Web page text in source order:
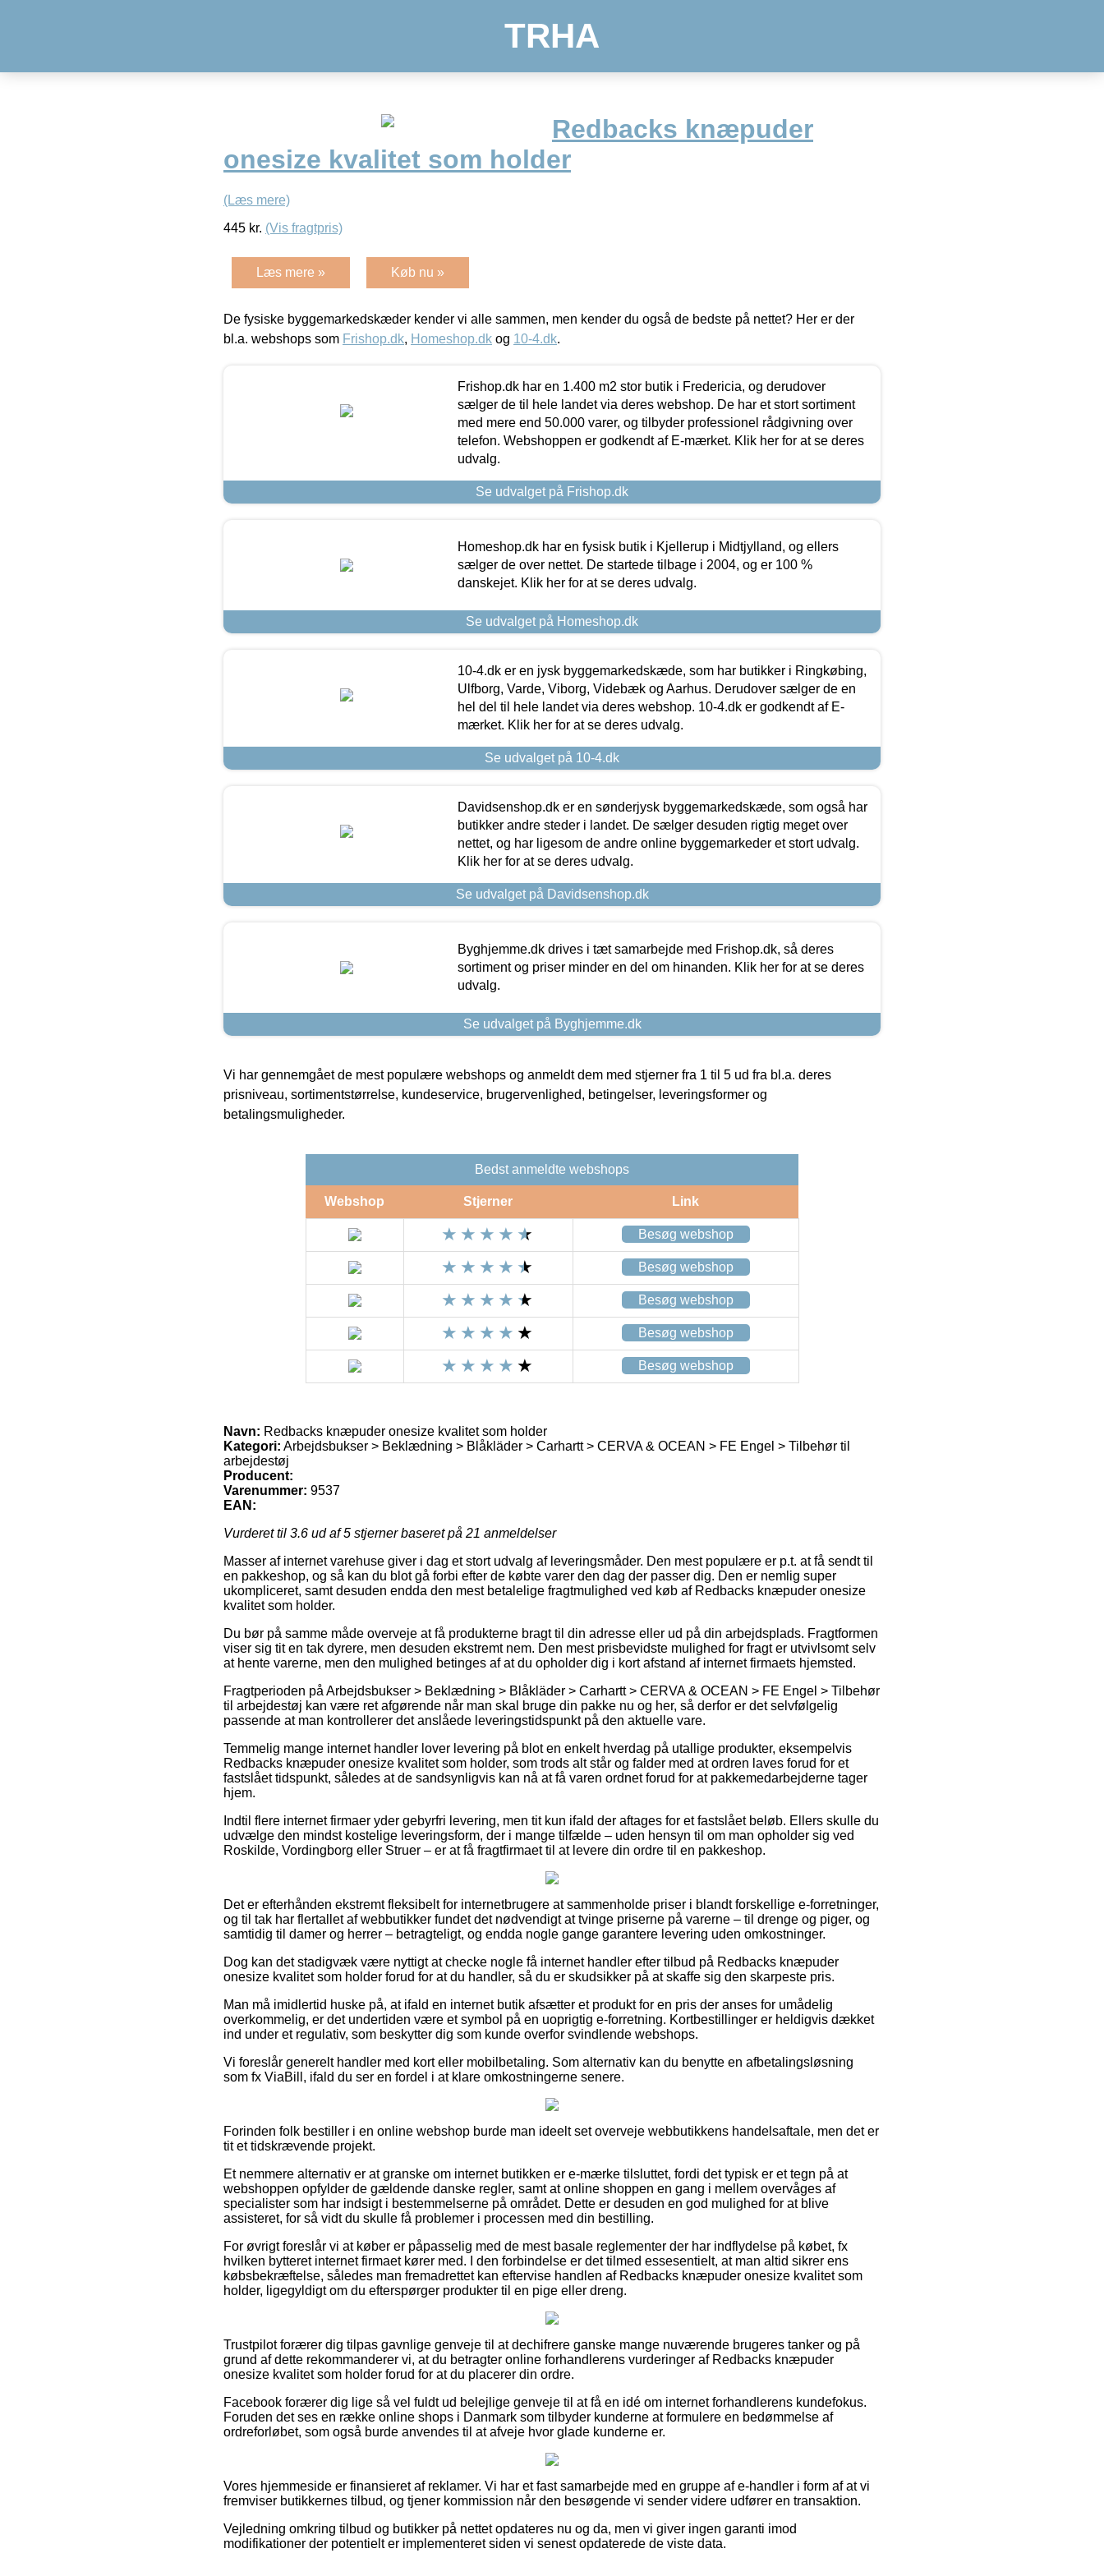
TRHA
Redbacks knæpuder
onesize kvalitet som holder
(Læs mere)
445 kr. (Vis fragtpris)
Læs mere » Køb nu »
De fysiske byggemarkedskæder kender vi alle sammen, men kender du også de bedste på nettet? Her er der
bl.a. webshops som Frishop.dk, Homeshop.dk og 10-4.dk.
Frishop.dk har en 1.400 m2 stor butik i Fredericia, og derudover
sælger de til hele landet via deres webshop. De har et stort sortiment
med mere end 50.000 varer, og tilbyder professionel rådgivning over
telefon. Webshoppen er godkendt af E-mærket. Klik her for at se deres
udvalg.
Se udvalget på Frishop.dk
Homeshop.dk har en fysisk butik i Kjellerup i Midtjylland, og ellers
sælger de over nettet. De startede tilbage i 2004, og er 100 %
danskejet. Klik her for at se deres udvalg.
Se udvalget på Homeshop.dk
10-4.dk er en jysk byggemarkedskæde, som har butikker i Ringkøbing,
Ulfborg, Varde, Viborg, Videbæk og Aarhus. Derudover sælger de en
hel del til hele landet via deres webshop. 10-4.dk er godkendt af E-
mærket. Klik her for at se deres udvalg.
Se udvalget på 10-4.dk
Davidsenshop.dk er en sønderjysk byggemarkedskæde, som også har
butikker andre steder i landet. De sælger desuden rigtig meget over
nettet, og har ligesom de andre online byggemarkeder et stort udvalg.
Klik her for at se deres udvalg.
Se udvalget på Davidsenshop.dk
Byghjemme.dk drives i tæt samarbejde med Frishop.dk, så deres
sortiment og priser minder en del om hinanden. Klik her for at se deres
udvalg.
Se udvalget på Byghjemme.dk
Vi har gennemgået de mest populære webshops og anmeldt dem med stjerner fra 1 til 5 ud fra bl.a. deres
prisniveau, sortimentstørrelse, kundeservice, brugervenlighed, betingelser, leveringsformer og
betalingsmuligheder.
Bedst anmeldte webshops
Webshop Stjerner Link
Besøg webshop
Besøg webshop
Besøg webshop
Besøg webshop
Besøg webshop
Navn: Redbacks knæpuder onesize kvalitet som holder
Kategori: Arbejdsbukser > Beklædning > Blåkläder > Carhartt > CERVA & OCEAN > FE Engel > Tilbehør til
arbejdestøj
Producent:
Varenummer: 9537
EAN:
Vurderet til 3.6 ud af 5 stjerner baseret på 21 anmeldelser
Masser af internet varehuse giver i dag et stort udvalg af leveringsmåder. Den mest populære er p.t. at få sendt til
en pakkeshop, og så kan du blot gå forbi efter de købte varer den dag der passer dig. Den er nemlig super
ukompliceret, samt desuden endda den mest betalelige fragtmulighed ved køb af Redbacks knæpuder onesize
kvalitet som holder.
Du bør på samme måde overveje at få produkterne bragt til din adresse eller ud på din arbejdsplads. Fragtformen
viser sig tit en tak dyrere, men desuden ekstremt nem. Den mest prisbevidste mulighed for fragt er utvivlsomt selv
at hente varerne, men den mulighed betinges af at du opholder dig i kort afstand af internet firmaets hjemsted.
Fragtperioden på Arbejdsbukser > Beklædning > Blåkläder > Carhartt > CERVA & OCEAN > FE Engel > Tilbehør
til arbejdestøj kan være ret afgørende når man skal bruge din pakke nu og her, så derfor er det selvfølgelig
passende at man kontrollerer det anslåede leveringstidspunkt på den aktuelle vare.
Temmelig mange internet handler lover levering på blot en enkelt hverdag på utallige produkter, eksempelvis
Redbacks knæpuder onesize kvalitet som holder, som trods alt står og falder med at ordren laves forud for et
fastslået tidspunkt, således at de sandsynligvis kan nå at få varen ordnet forud for at pakkemedarbejderne tager
hjem.
Indtil flere internet firmaer yder gebyrfri levering, men tit kun ifald der aftages for et fastslået beløb. Ellers skulle du
udvælge den mindst kostelige leveringsform, der i mange tilfælde – uden hensyn til om man opholder sig ved
Roskilde, Vordingborg eller Struer – er at få fragtfirmaet til at levere din ordre til en pakkeshop.
Det er efterhånden ekstremt fleksibelt for internetbrugere at sammenholde priser i blandt forskellige e-forretninger,
og til tak har flertallet af webbutikker fundet det nødvendigt at tvinge priserne på varerne – til drenge og piger, og
samtidig til damer og herrer – betragteligt, og endda nogle gange garantere levering uden omkostninger.
Dog kan det stadigvæk være nyttigt at checke nogle få internet handler efter tilbud på Redbacks knæpuder
onesize kvalitet som holder forud for at du handler, så du er skudsikker på at skaffe sig den skarpeste pris.
Man må imidlertid huske på, at ifald en internet butik afsætter et produkt for en pris der anses for umådelig
overkommelig, er det undertiden være et symbol på en uoprigtig e-forretning. Kortbestillinger er heldigvis dækket
ind under et regulativ, som beskytter dig som kunde overfor svindlende webshops.
Vi foreslår generelt handler med kort eller mobilbetaling. Som alternativ kan du benytte en afbetalingsløsning
som fx ViaBill, ifald du ser en fordel i at klare omkostningerne senere.
Forinden folk bestiller i en online webshop burde man ideelt set overveje webbutikkens handelsaftale, men det er
tit et tidskrævende projekt.
Et nemmere alternativ er at granske om internet butikken er e-mærke tilsluttet, fordi det typisk er et tegn på at
webshoppen opfylder de gældende danske regler, samt at online shoppen en gang i mellem overvåges af
specialister som har indsigt i bestemmelserne på området. Dette er desuden en god mulighed for at blive
assisteret, for så vidt du skulle få problemer i processen med din bestilling.
For øvrigt foreslår vi at køber er påpasselig med de mest basale reglementer der har indflydelse på købet, fx
hvilken bytteret internet firmaet kører med. I den forbindelse er det tilmed essesentielt, at man altid sikrer ens
købsbekræftelse, således man fremadrettet kan eftervise handlen af Redbacks knæpuder onesize kvalitet som
holder, ligegyldigt om du efterspørger produkter til en pige eller dreng.
Trustpilot forærer dig tilpas gavnlige genveje til at dechifrere ganske mange nuværende brugeres tanker og på
grund af dette rekommanderer vi, at du betragter online forhandlerens vurderinger af Redbacks knæpuder
onesize kvalitet som holder forud for at du placerer din ordre.
Facebook forærer dig lige så vel fuldt ud belejlige genveje til at få en idé om internet forhandlerens kundefokus.
Foruden det ses en række online shops i Danmark som tilbyder kunderne at formulere en bedømmelse af
ordreforløbet, som også burde anvendes til at afveje hvor glade kunderne er.
Vores hjemmeside er finansieret af reklamer. Vi har et fast samarbejde med en gruppe af e-handler i form af at vi
fremviser butikkernes tilbud, og tjener kommission når den besøgende vi sender videre udfører en transaktion.
Vejledning omkring tilbud og butikker på nettet opdateres nu og da, men vi giver ingen garanti imod
modifikationer der potentielt er implementeret siden vi senest opdaterede de viste data.